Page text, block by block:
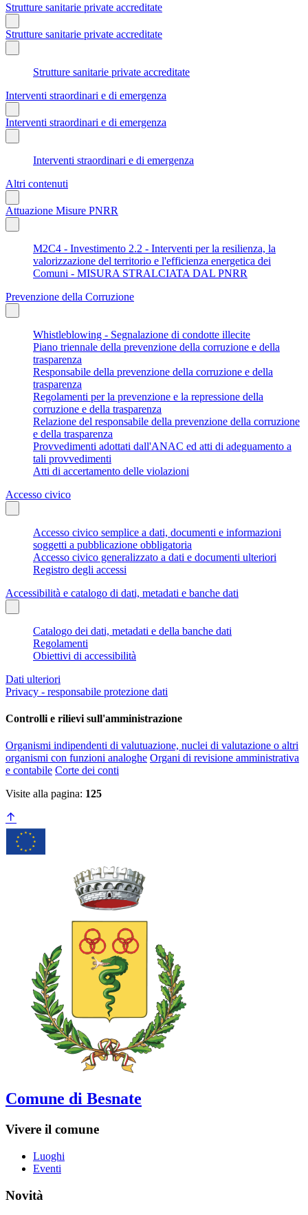
Strutture sanitarie private accreditate
Strutture sanitarie private accreditate
Strutture sanitarie private accreditate
Interventi straordinari e di emergenza
Interventi straordinari e di emergenza
Interventi straordinari e di emergenza
Altri contenuti
Attuazione Misure PNRR
M2C4 - Investimento 2.2 - Interventi per la resilienza, la
valorizzazione del territorio e l'efficienza energetica dei
Comuni - MISURA STRALCIATA DAL PNRR
Prevenzione della Corruzione
Whistleblowing - Segnalazione di condotte illecite
Piano triennale della prevenzione della corruzione e della
trasparenza
Responsabile della prevenzione della corruzione e della
trasparenza
Regolamenti per la prevenzione e la repressione della
corruzione e della trasparenza
Relazione del responsabile della prevenzione della corruzione
e della trasparenza
Provvedimenti adottati dall'ANAC ed atti di adeguamento a
tali provvedimenti
Atti di accertamento delle violazioni
Accesso civico
Accesso civico semplice a dati, documenti e informazioni
soggetti a pubblicazione obbligatoria
Accesso civico generalizzato a dati e documenti ulteriori
Registro degli accessi
Accessibilità e catalogo di dati, metadati e banche dati
Catalogo dei dati, metadati e della banche dati
Regolamenti
Obiettivi di accessibilità
Dati ulteriori
Privacy - responsabile protezione dati
Controlli e rilievi sull'amministrazione
Organismi indipendenti di valutuazione, nuclei di valutazione o altri
organismi con funzioni analoghe Organi di revisione amministrativa
e contabile Corte dei conti
Visite alla pagina: 125
Comune di Besnate
Vivere il comune
Luoghi
Eventi
Novità